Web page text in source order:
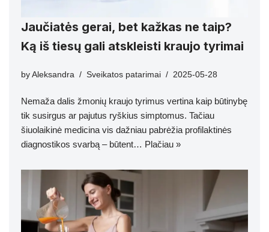
Jaučiatės gerai, bet kažkas ne taip?
Ką iš tiesų gali atskleisti kraujo tyrimai
by Aleksandra Sveikatos patarimai 2025-05-28
Nemaža dalis žmonių kraujo tyrimus vertina kaip būtinybę
tik susirgus ar pajutus ryškius simptomus. Tačiau
šiuolaikinė medicina vis dažniau pabrėžia profilaktinės
diagnostikos svarbą – būtent… Plačiau »